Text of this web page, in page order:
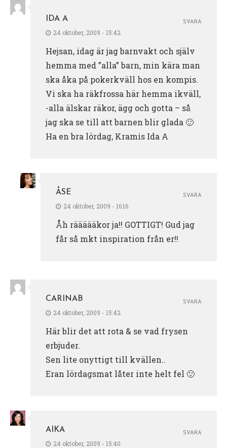
IDA A
24 oktober, 2009 - 15:42
Hejsan, idag är jag barnvakt och själv
hemma med ”alla” barn, min kära man
ska åka på pokerkväll hos en kompis.
Vi ska ha räkfrossa här hemma ikväll,
-alla älskar räkor, ägg och gotta – så
jag ska se till att barnen blir glada 🙂
Ha en bra lördag, Kramis Ida A
SVARA
ÅSE
24 oktober, 2009 - 16:16
Åh räääääkor ja!! GOTTIGT! Gud jag
får så mkt inspiration från er!!
SVARA
CARINAB
24 oktober, 2009 - 15:42
Här blir det att rota & se vad frysen
erbjuder.
Sen lite onyttigt till kvällen..
Eran lördagsmat låter inte helt fel 🙂
SVARA
AIKA
24 oktober, 2009 - 15:40
SVARA